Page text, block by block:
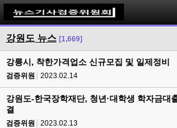
강원도 뉴스 [1,669]
강릉시, 착한가격업소 신규모집 및 일제정비
검증위원 2023.02.14
강원도-한국장학재단, 청년·대학생 학자금대
결
검증위원 2023.02.13